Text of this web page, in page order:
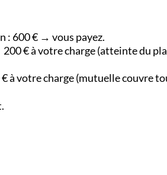
: 600 € → vous payez.
€ à votre charge (atteinte du
à votre charge (mutuelle couvre